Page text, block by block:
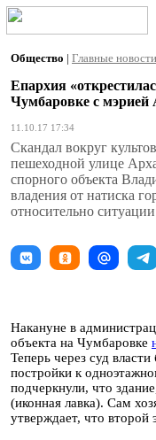
Общество | Главные новости
Епархия
Чумбаровке с мэрией
11.10.17 17:34
Скандал вокруг
пешеходной улице
спорного объекта
владения от натиска
относительно
Накануне в
объекта на Чумбаровке
Теперь через суд
постройки к
подчеркнули, что
(иконная лавка). Сам
утверждает, что второй